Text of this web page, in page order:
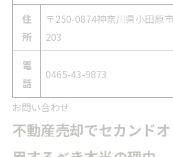
住
所
〒250-0874神奈川県小田原
203
電
話
0465-43-9873
お問い合わせ
不動産売却でセカンド